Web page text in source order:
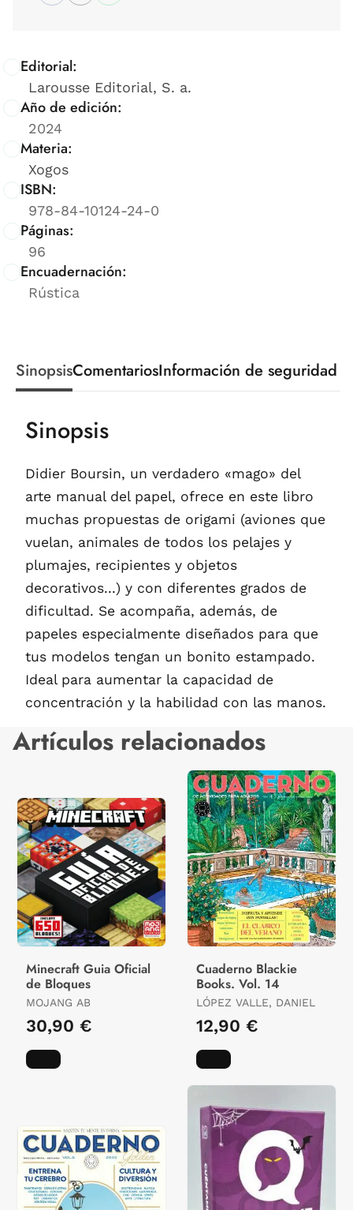
Editorial:
Larousse Editorial, S. a.
Año de edición:
2024
Materia:
Xogos
ISBN:
978-84-10124-24-0
Páginas:
96
Encuadernación:
Rústica
SinopsisComentariosInformación de seguridad
Sinopsis
Didier Boursin, un verdadero «mago» del
arte manual del papel, ofrece en este libro
muchas propuestas de origami (aviones que
vuelan, animales de todos los pelajes y
plumajes, recipientes y objetos
decorativos...) y con diferentes grados de
dificultad. Se acompaña, además, de
papeles especialmente diseñados para que
tus modelos tengan un bonito estampado.
Ideal para aumentar la capacidad de
concentración y la habilidad con las manos.
Artículos relacionados
Minecraft Guia Oficial
de Bloques
MOJANG AB
30,90 €
Cuaderno Blackie
Books. Vol. 14
LÓPEZ VALLE, DANIEL
12,90 €